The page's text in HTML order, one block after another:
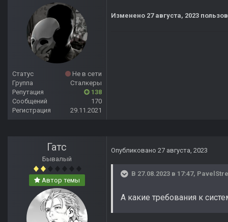
Статус
Не в сети
Группа
Сталкеры
Репутация
138
Сообщений
170
Регистрация
29.11.2021
Изменено 27 августа, 2023
Гатс
Бывалый
Автор темы
Опубликовано 27 августа, 2023
В 27.08.2023 в 17:47,
А какие требования к